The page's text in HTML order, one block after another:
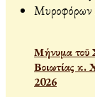
Μήνυμα τοῦ
Βοιωτίας κ.
2026